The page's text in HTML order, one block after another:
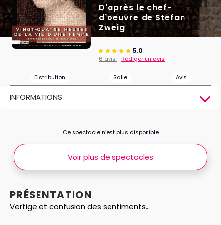
D’après le chef-
d’oeuvre de Stefan
Zweig
5.0
6 avis Rédiger un avis
Distribution Salle Avis
INFORMATIONS
PRÉSENTATION
Vertige et confusion des sentiments...
Ce spectacle n’est plus disponible
Voir plus de spectacles